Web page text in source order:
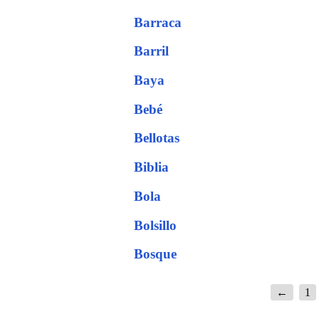
Barraca
Barril
Baya
Bebé
Bellotas
Biblia
Bola
Bolsillo
Bosque
← 1